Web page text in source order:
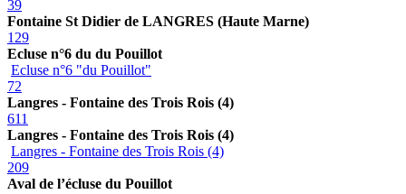
39
Fontaine St Didier de LANGRES (Haute Marne)
129
Ecluse n°6 du du Pouillot
Ecluse n°6 "du Pouillot"
72
Langres - Fontaine des Trois Rois (4)
611
Langres - Fontaine des Trois Rois (4)
Langres - Fontaine des Trois Rois (4)
209
Aval de l’écluse du Pouillot